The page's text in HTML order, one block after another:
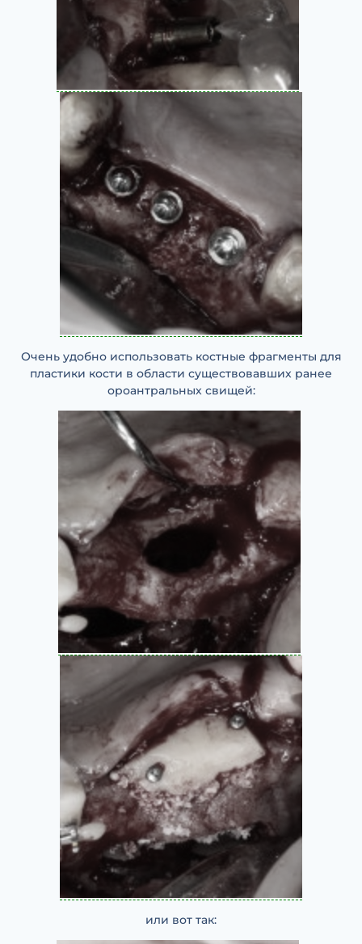
Очень удобно использовать костные фрагменты для
пластики кости в области существовавших ранее
ороантральных свищей:
или вот так: